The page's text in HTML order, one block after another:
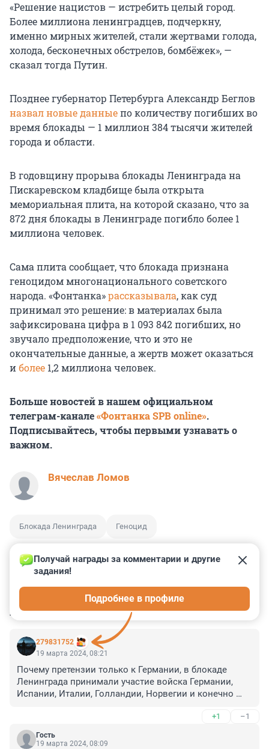
«Решение нацистов — истребить целый город.
Более миллиона ленинградцев, подчеркну,
именно мирных жителей, стали жертвами голода,
холода, бесконечных обстрелов, бомбёжек», —
сказал тогда Путин.
Позднее губернатор Петербурга Александр Беглов
назвал новые данныепо количеству погибших во
время блокады — 1 миллион 384 тысячи жителей
города и области.
В годовщину прорыва блокады Ленинграда на
Пискаревском кладбище была открыта
мемориальная плита, на которой сказано, что за
872 дня блокады в Ленинграде погибло более 1
миллиона человек.
Сама плита сообщает, что блокада признана
геноцидом многонационального советского
народа. «Фонтанка»рассказывала, как суд
принимал это решение: в материалах была
зафиксирована цифра в 1 093 842 погибших, но
звучало предположение, что и это не
окончательные данные, а жертв может оказаться
иболее 1,2 миллиона человек.
Больше новостей в нашем официальном
телеграм-канале«Фонтанка SPB online».
Подписывайтесь, чтобы первыми узнавать о
важном.
Вячеслав Ломов
Блокада Ленинграда Геноцид
КОММЕНТАРИИ 153
279831752
Получай награды за комментарии и другие
задания!
Подробнее в профиле
19 марта 2024, 08:21
Почему претензии только к Германии, в блокаде
Ленинграда принимали участие войска Германии,
Испании, Италии, Голландии, Норвегии и конечно
скидываются. Сейчас все эти страны члены Нато,
кстати. Вот они тогда и продемонстрировали свое
отношение к мирняку в конфликтах.
+1 –1
Гость
19 марта 2024, 08:09